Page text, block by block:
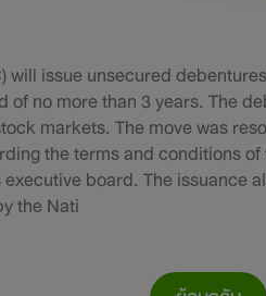
will issue unsecured
no more than 3 years. The
markets. The move was
the terms and conditions
board. The issuance
the Nati